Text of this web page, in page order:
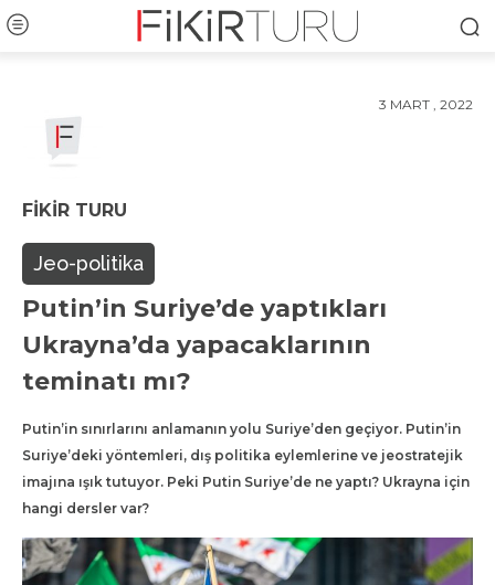
3 MART , 2022
FIKIR TURU
Jeo-politika
Putin’in Suriye’de yaptıkları
Ukrayna’da yapacaklarının
teminatı mı?
Putin’in sınırlarını anlamanın yolu Suriye’den geçiyor. Putin’in
Suriye’deki yöntemleri, dış politika eylemlerine ve jeostratejik
imajına ışık tutuyor. Peki Putin Suriye’de ne yaptı? Ukrayna için
hangi dersler var?